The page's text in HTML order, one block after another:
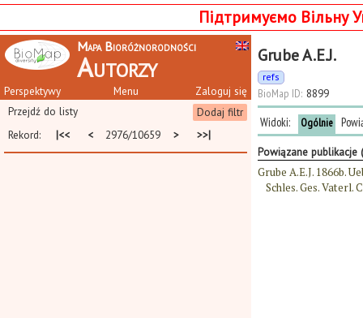
Підтримуємо Вільну
Mapa Bioróżnorodności
Autorzy
Perspektywy Zaloguj się
Menu
Dodaj filtr
Przejdź do listy
Rekord:
|<< < 2976/10659 > >>|
Grube A.E.J.
refs
BioMap ID: 8899
Widoki: Ogólnie
Powiązane publikacje
Grube A.E.J. 1866b.
Schles. Ges. Vaterl.